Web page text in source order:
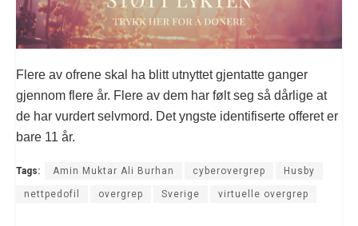
Flere av ofrene skal ha blitt utnyttet gjentatte ganger
gjennom flere år. Flere av dem har følt seg så dårlige at
de har vurdert selvmord. Det yngste identifiserte offeret er
bare 11 år.
Tags: Amin Muktar Ali Burhan cyberovergrep Husby
nettpedofil overgrep Sverige virtuelle overgrep